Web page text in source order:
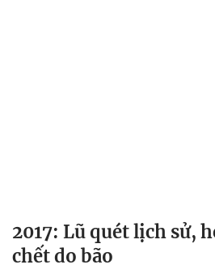
2017: Lũ quét lịch sử,
chết do bão